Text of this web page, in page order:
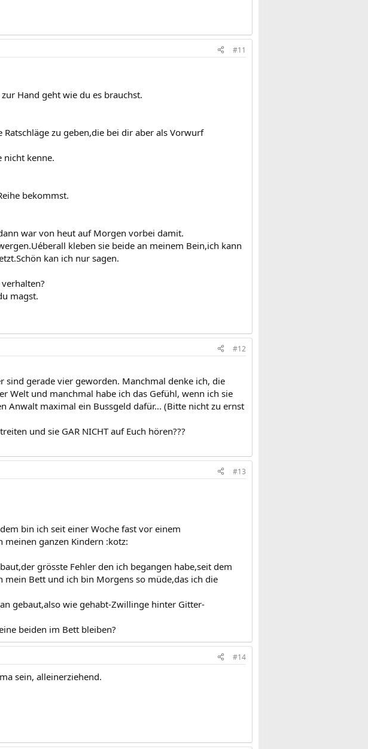
#11
Hand geht wie du es brauchst.
zu geben,die bei dir aber als Vorwurf
nicht kenne.
bekommst.
war von heut auf Morgen vorbei damit.
kleben sie beide an meinem Bein,ich kann
kan ich nur sagen.
magst.
#12
gerade vier geworden. Manchmal denke ich, die
Welt und manchmal habe ich das Gefühl, wenn ich sie
Anwalt maximal ein Bussgeld dafür... (Bitte nicht zu ernst
und sie GAR NICHT auf Euch hören???
#13
bin ich seit einer Woche fast vor einem
meinen ganzen Kindern :kotz:
grösste Fehler den ich begangen habe,seit dem
Bett und ich bin Morgens so müde,das ich die
gebaut,also wie gehabt-Zwillinge hinter Gitter-
beiden im Bett bleiben?
#14
sein, alleinerziehend.